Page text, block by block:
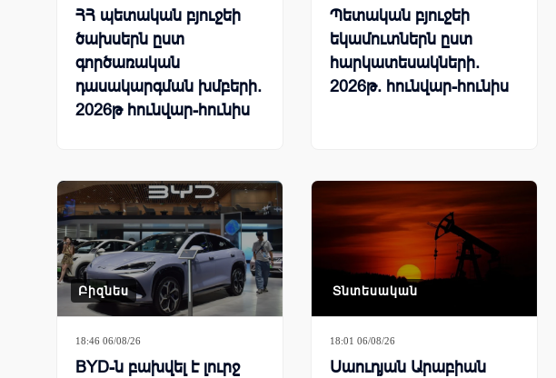
ՀՀ պետական բյուջեի
ծախսերն ըստ
գործառական
դասակարգման խմբերի.
2026թ հունվար-հունիս
Պետական բյուջեի
եկամուտներն ըստ
հարկատեսակների.
2026թ. հունվար-հունիս
Բիզնես
18:46 06/08/26
BYD-ն բախվել է լուրջ
Տնտեսական
18:01 06/08/26
Սաուդյան Արաբիան